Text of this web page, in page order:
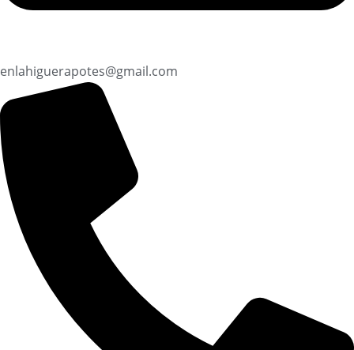
enlahiguerapotes@gmail.com